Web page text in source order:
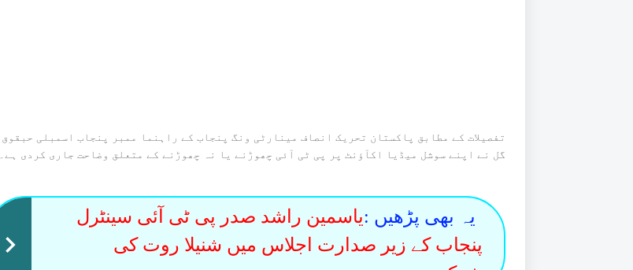
تفصیلات کے مطابق پاکستان تحریک انصاف مینارٹی ونگ پنجاب کے راہنما ممبر پنجاب اسمبلی حبقوق
گل نے اپنے سوشل میڈیا اکآؤنٹ پر پی ٹی آئی چھوڑنے یا نہ چھوڑنے کے متعلق وضاحت جاری کردی ہے۔
یہ بھی پڑھیں :یاسمین راشد صدر پی ٹی آئی سینٹرل
پنجاب کے زیر صدارت اجلاس میں شنیلا روت کی